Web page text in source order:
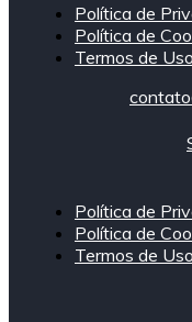
Política de
Política de
Termos de Uso
Política de
Política de
Termos de Uso